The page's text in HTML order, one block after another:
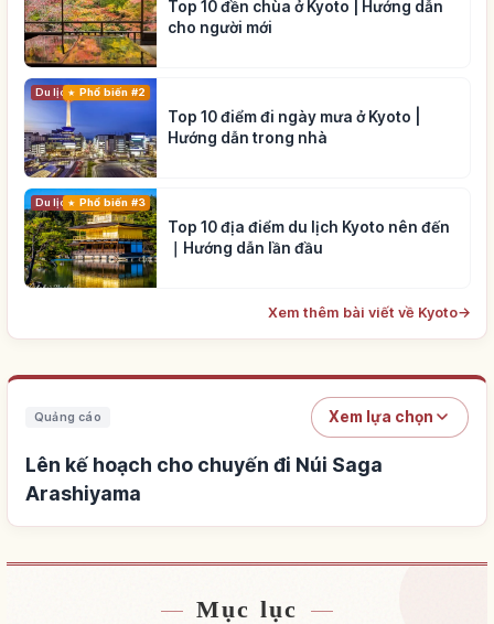
Top 10 đền chùa ở Kyoto | Hướng dẫn
cho người mới
Du lịch Phổ biến #2
Top 10 điểm đi ngày mưa ở Kyoto |
Hướng dẫn trong nhà
Du lịch Phổ biến #3
Top 10 địa điểm du lịch Kyoto nên đến
｜Hướng dẫn lần đầu
Xem thêm bài viết về Kyoto→
Quảng cáo Xem lựa chọn
Lên kế hoạch cho chuyến đi Núi Saga
Arashiyama
Tìm chỗ ở gần Núi Saga Arashiyama
Mục lục